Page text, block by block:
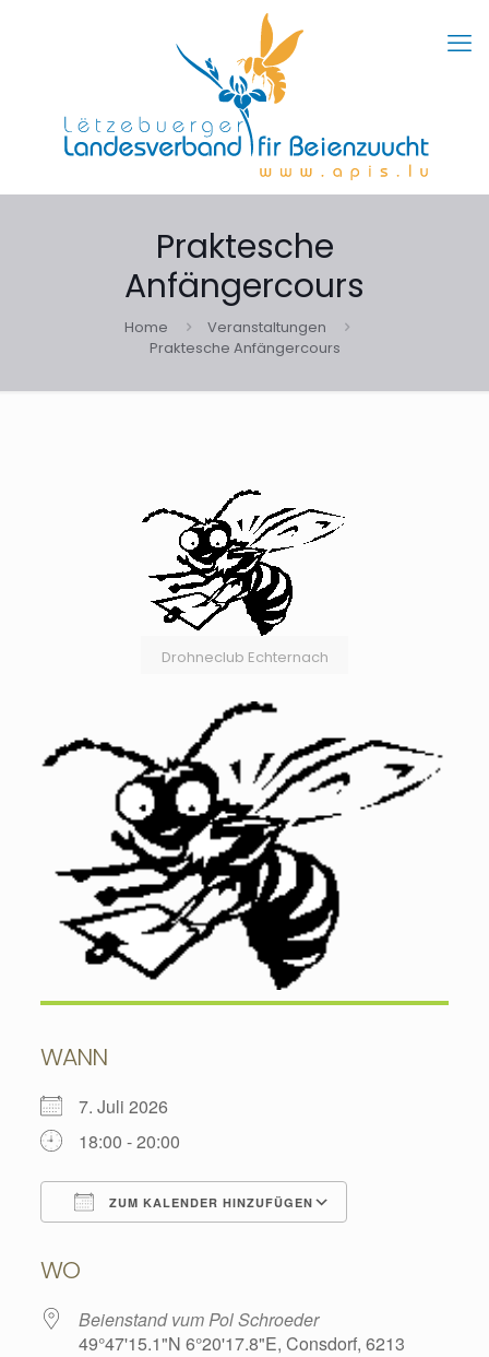
Praktesche
Anfängercours
Home
Veranstaltungen
Praktesche Anfängercours
Drohneclub Echternach
WANN
7. Juli 2026
18:00 - 20:00
ZUM KALENDER HINZUFÜGEN
WO
Beienstand vum Pol Schroeder
49°47'15.1"N 6°20'17.8"E, Consdorf, 6213